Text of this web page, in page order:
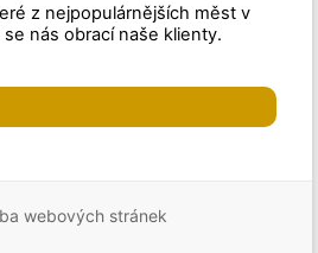
z nejpopulárnějších měst v
nás obrací naše klienty.
webových stránek